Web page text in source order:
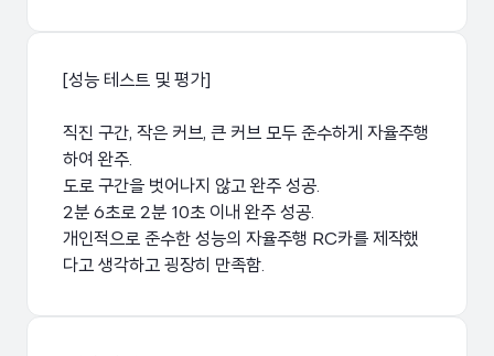
[성능 테스트 및 평가]
직진 구간, 작은 커브, 큰 커브 모두 준수하게 자율주행
하여 완주.
도로 구간을 벗어나지 않고 완주 성공.
2분 6초로 2분 10초 이내 완주 성공.
개인적으로 준수한 성능의 자율주행 RC카를 제작했
다고 생각하고 굉장히 만족함.